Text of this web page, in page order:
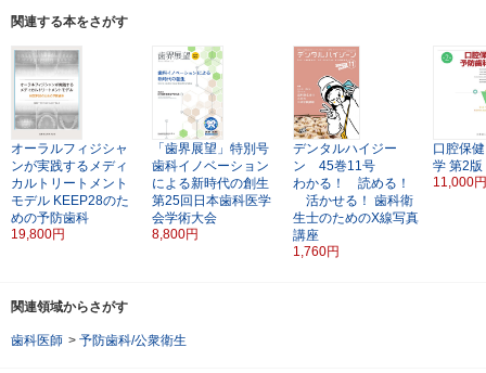
関連する本をさがす
オーラルフィジシャ
ンが実践するメディ
カルトリートメント
モデル KEEP28のた
めの予防歯科
19,800円
「歯界展望」特別号
歯科イノベーション
による新時代の創生
第25回日本歯科医学
会学術大会
8,800円
デンタルハイジー
ン 45巻11号
わかる！ 読める！
活かせる！ 歯科衛
生士のためのX線写真
講座
1,760円
口腔保
学 第2版
11,000
関連領域からさがす
歯科医師 > 予防歯科/公衆衛生